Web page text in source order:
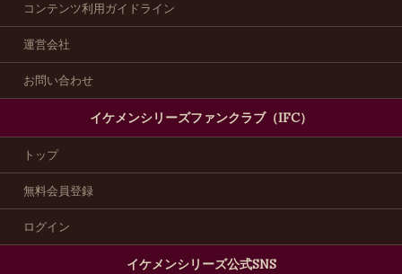
コンテンツ利用ガイドライン
運営会社
お問い合わせ
イケメンシリーズファンクラブ（IFC）
トップ
無料会員登録
ログイン
イケメンシリーズ公式SNS